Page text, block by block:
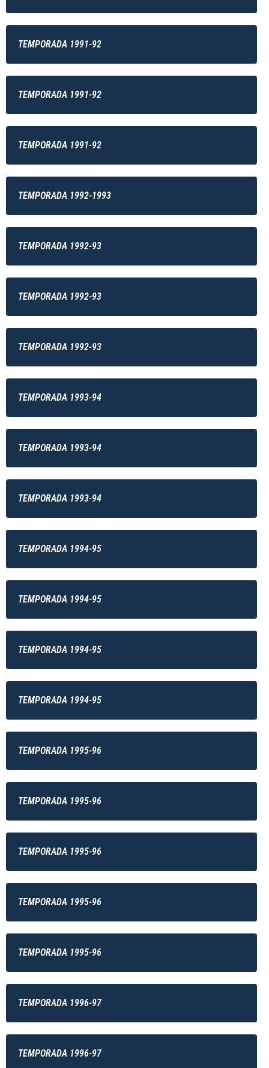
TEMPORADA 1991-92
TEMPORADA 1991-92
TEMPORADA 1991-92
TEMPORADA 1992-1993
TEMPORADA 1992-93
TEMPORADA 1992-93
TEMPORADA 1992-93
TEMPORADA 1993-94
TEMPORADA 1993-94
TEMPORADA 1993-94
TEMPORADA 1994-95
TEMPORADA 1994-95
TEMPORADA 1994-95
TEMPORADA 1994-95
TEMPORADA 1995-96
TEMPORADA 1995-96
TEMPORADA 1995-96
TEMPORADA 1995-96
TEMPORADA 1995-96
TEMPORADA 1996-97
TEMPORADA 1996-97